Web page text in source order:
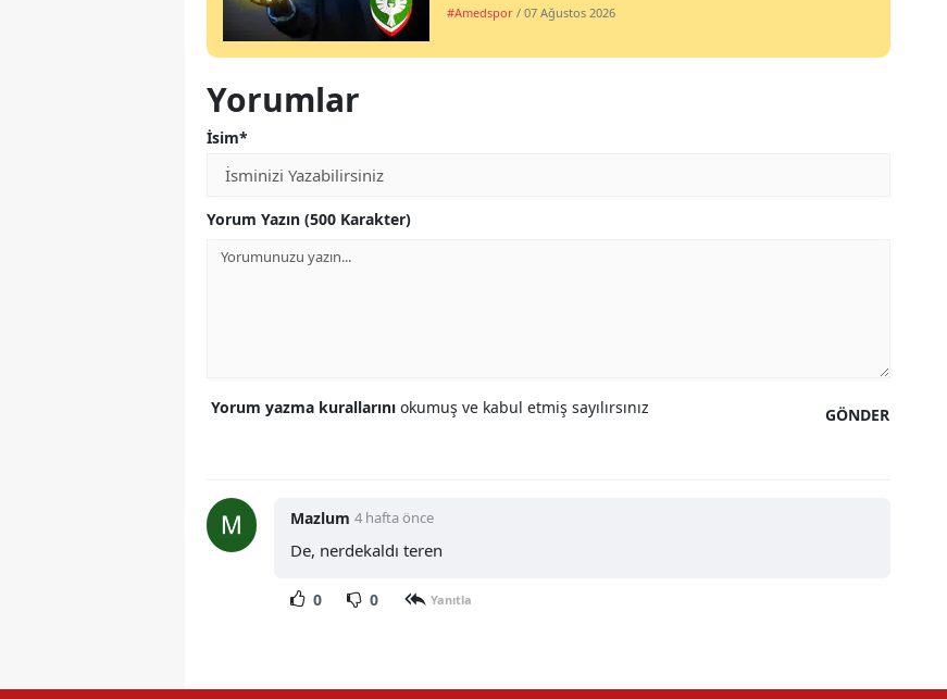
#Amedspor / 07 Ağustos 2026
Yorumlar
İsim*
Yorum Yazın (500 Karakter)
GÖNDER
Yorum yazma kurallarını okumuş ve kabul etmiş sayılırsınız
Mazlum 4 hafta önce
De, nerdekaldı teren
0 0 Yanıtla